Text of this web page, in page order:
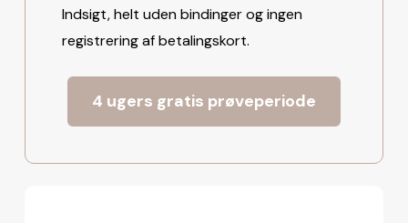
Indsigt, helt uden bindinger og ingen
registrering af betalingskort.
4 ugers gratis prøveperiode